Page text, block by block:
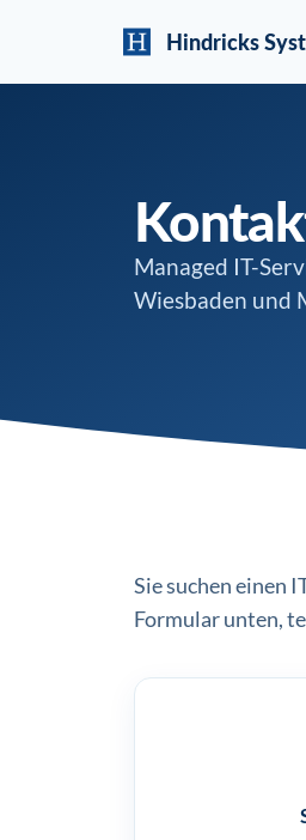
Hindricks
Managed IT-
Wiesbaden und
Sie suchen einen
Formular unten,